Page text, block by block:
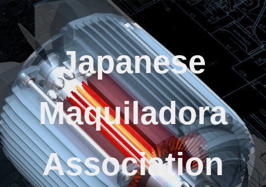
Japanese
Maquiladora
Association